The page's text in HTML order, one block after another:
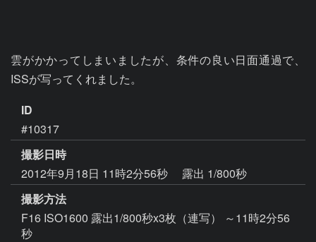
雲がかかってしまいましたが、条件の良い日面通過で、
ISSが写ってくれました。
ID
#10317
撮影日時
2012年9月18日 11時2分56秒
露出 1/800秒
撮影方法
F16 ISO1600 露出1/800秒x3枚（連写） ～11時2分56
秒